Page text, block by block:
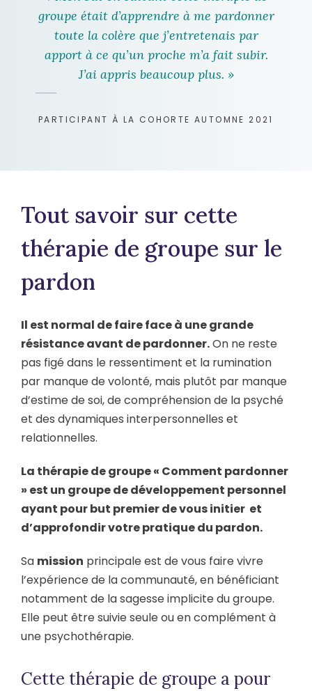
groupe était d’apprendre à me pardonner
toute la colère que j’entretenais par
apport à ce qu’un proche m’a fait subir.
J’ai appris beaucoup plus. »
PARTICIPANT À LA COHORTE AUTOMNE 2021
Tout savoir sur cette
thérapie de groupe sur le
pardon
Il est normal de faire face à une grande
résistance avant de pardonner.On ne reste
pas figé dans le ressentiment et la rumination
par manque de volonté, mais plutôt par manque
d’estime de soi, de compréhension de la psyché
et des dynamiques interpersonnelles et
relationnelles.
La thérapie de groupe « Comment pardonner
» est un groupe de développement personnel
ayant pour but premier de vous initier et
d’approfondir votre pratique du pardon.
Sa mission principale est de vous faire vivre
l’expérience de la communauté, en bénéficiant
notamment de la sagesse implicite du groupe.
Elle peut être suivie seule ou en complément à
une psychothérapie.
Cette thérapie de groupe a pour